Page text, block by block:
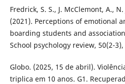
Fredrick, S. S., J. McClemont, A.,
(2021). Perceptions of emotional
boarding students and
School psychology review, 50(2-3),
Globo. (2025, 15 de abril).
triplica em 10 anos. G1.